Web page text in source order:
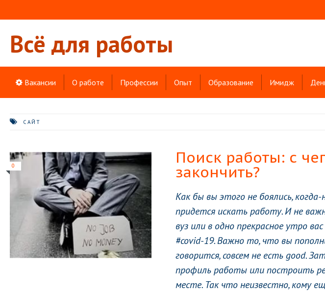
Всё для работы
Вакансии О работе Профессии Опыт Образование Имидж
САЙТ
0 Поиск работы: с
закончить?
Как бы вы этого не боялись,
придется искать работу. И не
вуз или в одно прекрасное утро
#covid-19. Важно то, что вы
говорится, совсем не есть good.
профиль работы или построить
месте. Так что неизвестно, кому